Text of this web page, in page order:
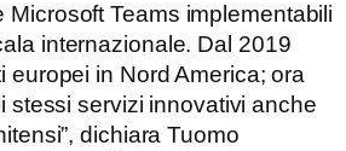
Microsoft Teams implementabili
internazionale. Dal 2019
europei in Nord America; ora
stessi servizi innovativi anche
dichiara Tuomo